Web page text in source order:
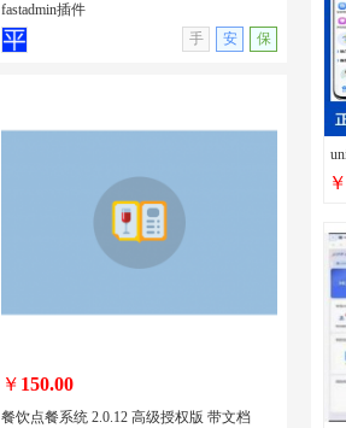
无演示
微凌客MES系统 1.0.1 高级授权版 带文
档 fastadmin插件
fastadmin插件
手
安 保
￥ 150.00
餐饮点餐系统 2.0.12 高级授权版 带文档
￥